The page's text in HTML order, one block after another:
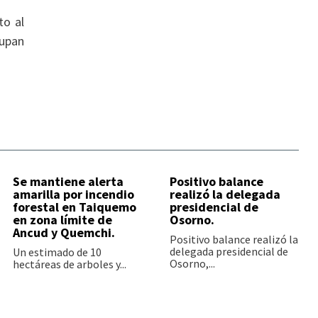
al
Se mantiene alerta
amarilla por incendio
forestal en Taiquemo
en zona límite de
Ancud y Quemchi.
Un estimado de 10
hectáreas de arboles y...
Positivo balance
realizó la delegada
presidencial de
Osorno.
Positivo balance realizó la
delegada presidencial de
Osorno,...